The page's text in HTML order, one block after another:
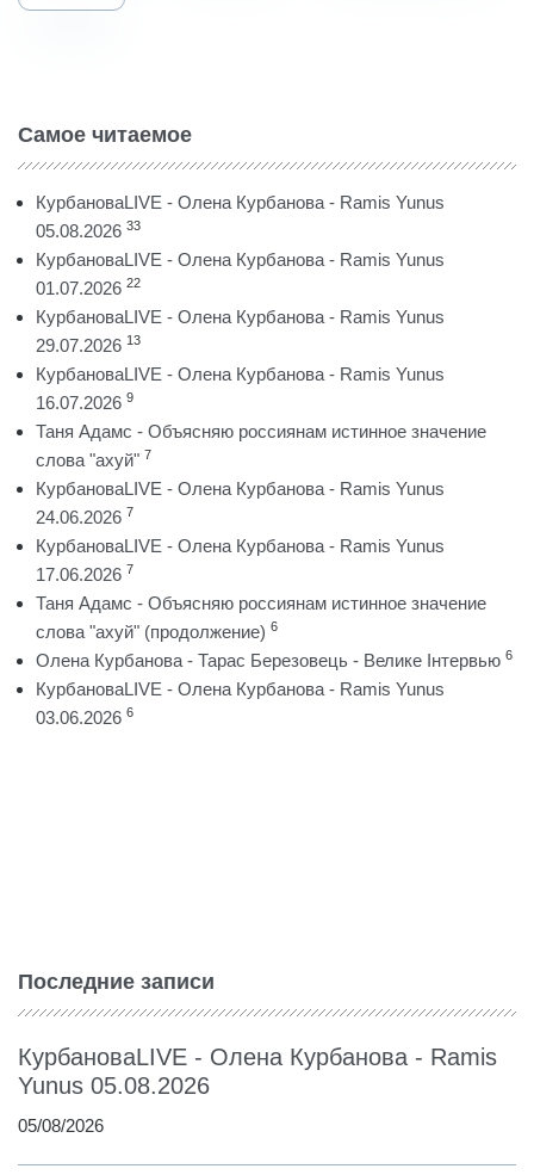
Самое читаемое
КурбановаLIVE - Олена Курбанова - Ramis Yunus
05.08.2026 33
КурбановаLIVE - Олена Курбанова - Ramis Yunus
01.07.2026 22
КурбановаLIVE - Олена Курбанова - Ramis Yunus
29.07.2026 13
КурбановаLIVE - Олена Курбанова - Ramis Yunus
16.07.2026 9
Таня Адамс - Объясняю россиянам истинное значение
слова "ахуй" 7
КурбановаLIVE - Олена Курбанова - Ramis Yunus
24.06.2026 7
КурбановаLIVE - Олена Курбанова - Ramis Yunus
17.06.2026 7
Таня Адамс - Объясняю россиянам истинное значение
слова "ахуй" (продолжение) 6
Олена Курбанова - Тарас Березовець - Велике Інтервью 6
КурбановаLIVE - Олена Курбанова - Ramis Yunus
03.06.2026 6
Последние записи
КурбановаLIVE - Олена Курбанова - Ramis
Yunus 05.08.2026
05/08/2026